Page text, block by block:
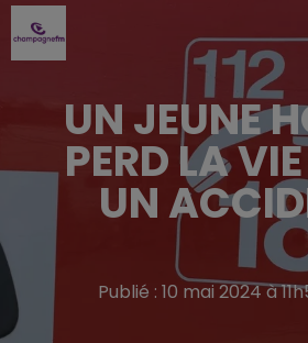
UN JEUNE
PERD LA
UN
Publié : 10 mai 2024 à